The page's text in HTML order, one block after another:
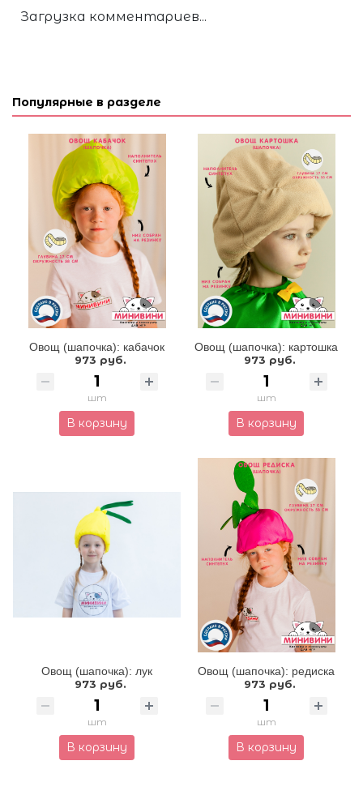
Загрузка комментариев...
Популярные в разделе
Овощ (шапочка): кабачок
973 руб.
шт
В корзину
Овощ (шапочка): картошка
973 руб.
шт
В корзину
Овощ (шапочка): лук
973 руб.
шт
В корзину
Овощ (шапочка): редиска
973 руб.
шт
В корзину